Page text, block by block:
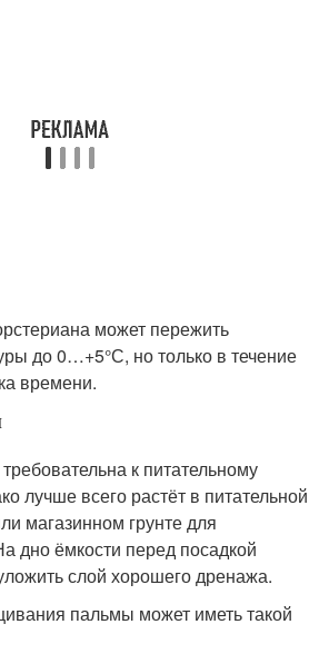
может пережить
до 0…+5°С, но только в течение
времени.
к питательному
лучше всего растёт в питательной
магазинном грунте для
дно ёмкости перед посадкой
слой хорошего дренажа.
пальмы может иметь такой